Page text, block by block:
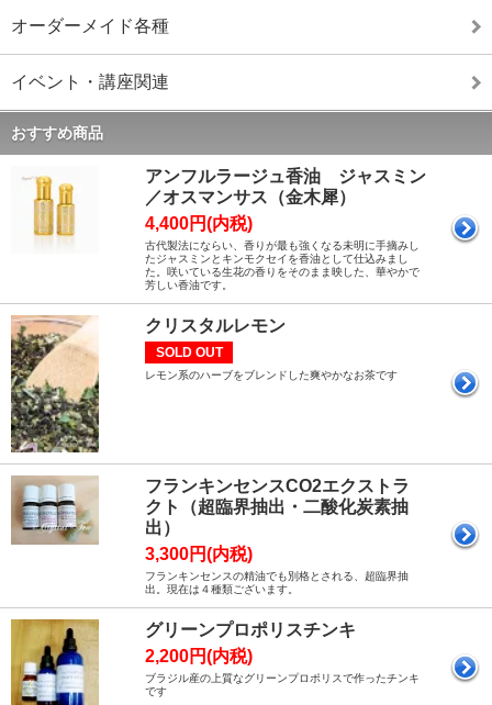
オーダーメイド各種
イベント・講座関連
おすすめ商品
アンフルラージュ香油 ジャスミン
／オスマンサス（金木犀）
4,400円(内税)
古代製法にならい、香りが最も強くなる未明に手摘みし
たジャスミンとキンモクセイを香油として仕込みまし
た。咲いている生花の香りをそのまま映した、華やかで
芳しい香油です。
クリスタルレモン
SOLD OUT
レモン系のハーブをブレンドした爽やかなお茶です
フランキンセンスCO2エクストラ
クト（超臨界抽出・二酸化炭素抽
出）
3,300円(内税)
フランキンセンスの精油でも別格とされる、超臨界抽
出。現在は４種類ございます。
グリーンプロポリスチンキ
2,200円(内税)
ブラジル産の上質なグリーンプロポリスで作ったチンキ
です